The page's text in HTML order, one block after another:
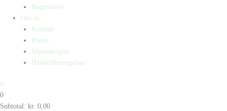
Bogtrailere
Om os
Kontakt
Presse
Manuskripter
Handelsbetingelser
0
0
Subtotal: kr. 0,00